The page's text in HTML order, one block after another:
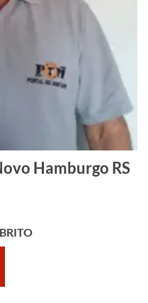
Hamburgo RS